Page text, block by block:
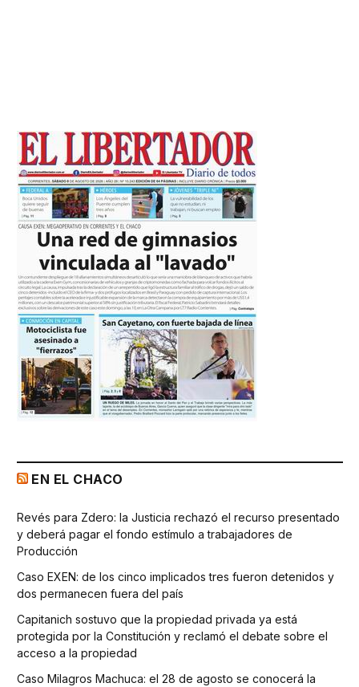
EN EL CHACO
Revés para Zdero: la Justicia rechazó el recurso presentado
y deberá pagar el fondo estímulo a trabajadores de
Producción
Caso EXEN: de los cinco implicados tres fueron detenidos y
dos permanecen fuera del país
Capitanich sostuvo que la propiedad privada ya está
protegida por la Constitución y reclamó el debate sobre el
acceso a la propiedad
Caso Milagros Machuca: el 28 de agosto se conocerá la